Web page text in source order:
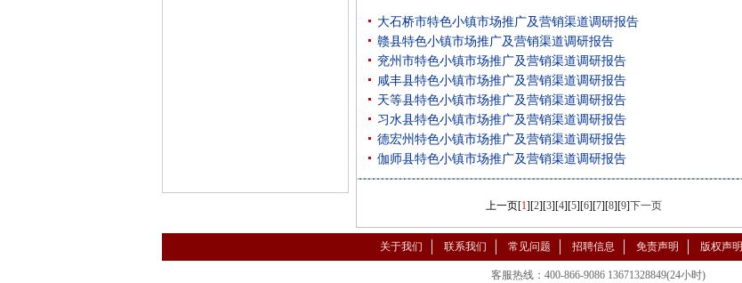
大石桥市特色小镇市场推广及营销渠道调研报告
赣县特色小镇市场推广及营销渠道调研报告
兖州市特色小镇市场推广及营销渠道调研报告
咸丰县特色小镇市场推广及营销渠道调研报告
天等县特色小镇市场推广及营销渠道调研报告
习水县特色小镇市场推广及营销渠道调研报告
德宏州特色小镇市场推广及营销渠道调研报告
伽师县特色小镇市场推广及营销渠道调研报告
上一页[1][2][3][4][5][6][7][8][9]下一页
关于我们 联系我们 常见问题 招聘信息 免责声明 版权声明
客服热线：400-866-9086 13671328849(24小时)